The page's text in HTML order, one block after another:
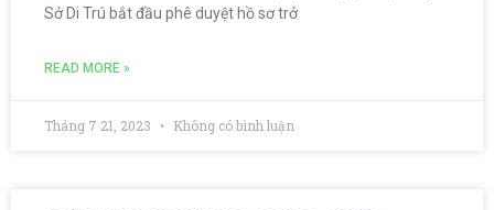
Sở Di Trú bắt đầu phê duyệt hồ sơ trở
READ MORE »
Tháng 7 21, 2023 Không có bình luận